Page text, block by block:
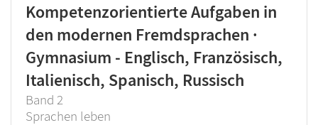
Kompetenzorientierte Aufgaben in
den modernen Fremdsprachen ·
Gymnasium - Englisch, Französisch,
Italienisch, Spanisch, Russisch
Band 2
Sprachen leben